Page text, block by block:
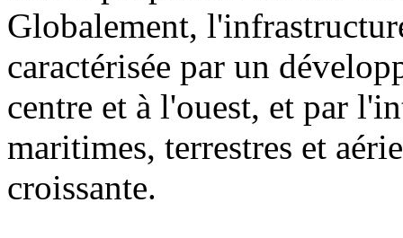
Globalement,
caractérisée par un
centre et à l'ouest, et par
maritimes, terrestres et
croissante.